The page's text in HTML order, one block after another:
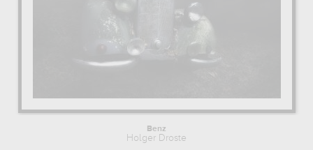
Benz
Holger Droste